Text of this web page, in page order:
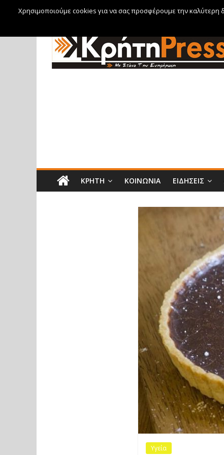
Παρασκευή, 7 Αυγούστου, 2026
ΚΡΉΤΗ ΚΟΙΝΩΝΊΑ ΕΙΔΉΣΕΙΣ
Υγεία
Χρησιμοποιούμε cookies για να σας προσφέρουμε την καλύτερη